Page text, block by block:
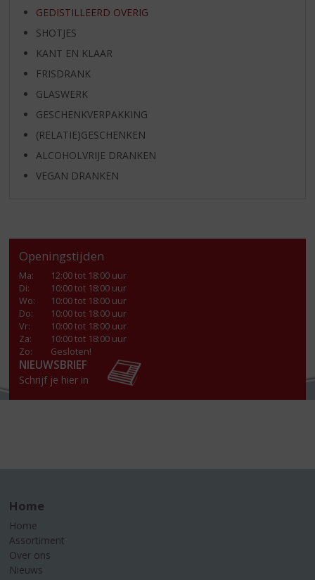
GEDISTILLEERD OVERIG
SHOTJES
KANT EN KLAAR
FRISDRANK
GLASWERK
GESCHENKVERPAKKING
(RELATIE)GESCHENKEN
ALCOHOLVRIJE DRANKEN
VEGAN DRANKEN
Openingstijden
Ma:
12:00 tot 18:00 uur
Di:
10:00 tot 18:00 uur
Wo:
10:00 tot 18:00 uur
Do:
10:00 tot 18:00 uur
Vr:
10:00 tot 18:00 uur
Za:
10:00 tot 18:00 uur
Zo:
Gesloten!
NIEUWSBRIEF
Schrijf je hier in
Home
Home
Assortiment
Over ons
Nieuws